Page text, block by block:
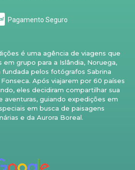
Pagamento Seguro
é uma agência de viagens que
grupo para a Islândia, Noruega,
fundada pelos fotógrafos Sabrina
Após viajarem por 60 países
eles decidiram compartilhar sua
aventuras, guiando expedições em
em busca de paisagens
e da Aurora Boreal.